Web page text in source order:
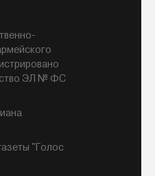
ЭЛ № ФС
"Голос